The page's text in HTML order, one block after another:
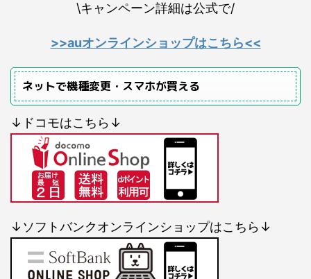
\キャンペーン詳細は公式で/
>>auオンラインショップはこちら<<
ネットで機種変更・スマホが買える
↓ドコモはこちら↓
↓ソフトバンクオンラインショップはこちら↓